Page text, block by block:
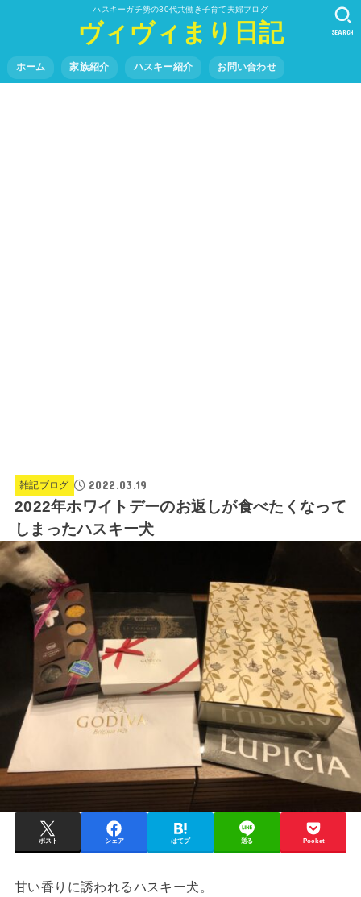
ハスキーガチ勢の30代共働き子育て夫婦ブログ
ヴィヴィまり日記
ホーム 家族紹介 ハスキー紹介 お問い合わせ
SEARCH
雑記ブログ 2022.03.19
2022年ホワイトデーのお返しが食べたくなって
しまったハスキー犬
ポスト シェア はてブ 送る Pocket
甘い香りに誘われるハスキー犬。